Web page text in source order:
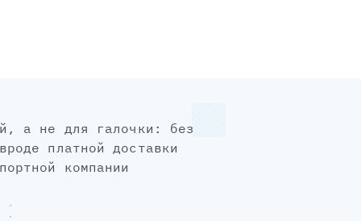
платной доставки
компании